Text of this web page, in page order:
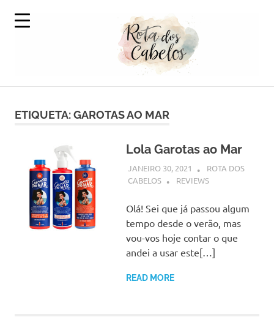
Rota
dos
Cabelos
Mundo
Capilares
ETIQUETA:GAROTAS AO MAR
Lola Garotas ao Mar
JANEIRO 30, 2021
ROTA DOS
CABELOS
REVIEWS
Olá! Sei que já passou algum
tempo desde o verão, mas
vou-vos hoje contar o que
andei a usar este[…]
READ MORE